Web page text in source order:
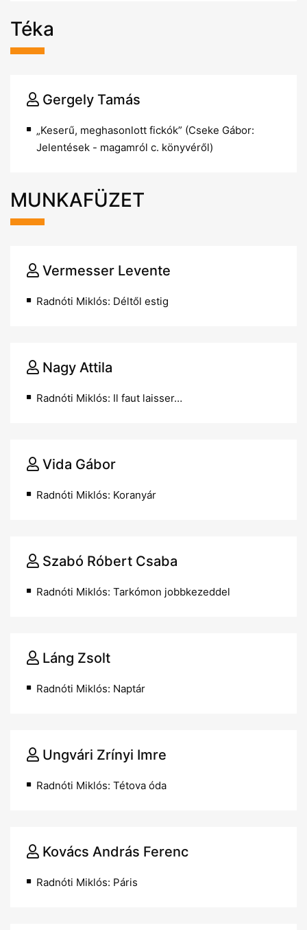
Téka
Gergely Tamás
„Keserű, meghasonlott fickók” (Cseke Gábor:
Jelentések - magamról c. könyvéről)
MUNKAFÜZET
Vermesser Levente
Radnóti Miklós: Déltől estig
Nagy Attila
Radnóti Miklós: Il faut laisser…
Vida Gábor
Radnóti Miklós: Koranyár
Szabó Róbert Csaba
Radnóti Miklós: Tarkómon jobbkezeddel
Láng Zsolt
Radnóti Miklós: Naptár
Ungvári Zrínyi Imre
Radnóti Miklós: Tétova óda
Kovács András Ferenc
Radnóti Miklós: Páris